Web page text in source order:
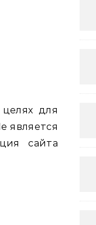
для
является
сайта